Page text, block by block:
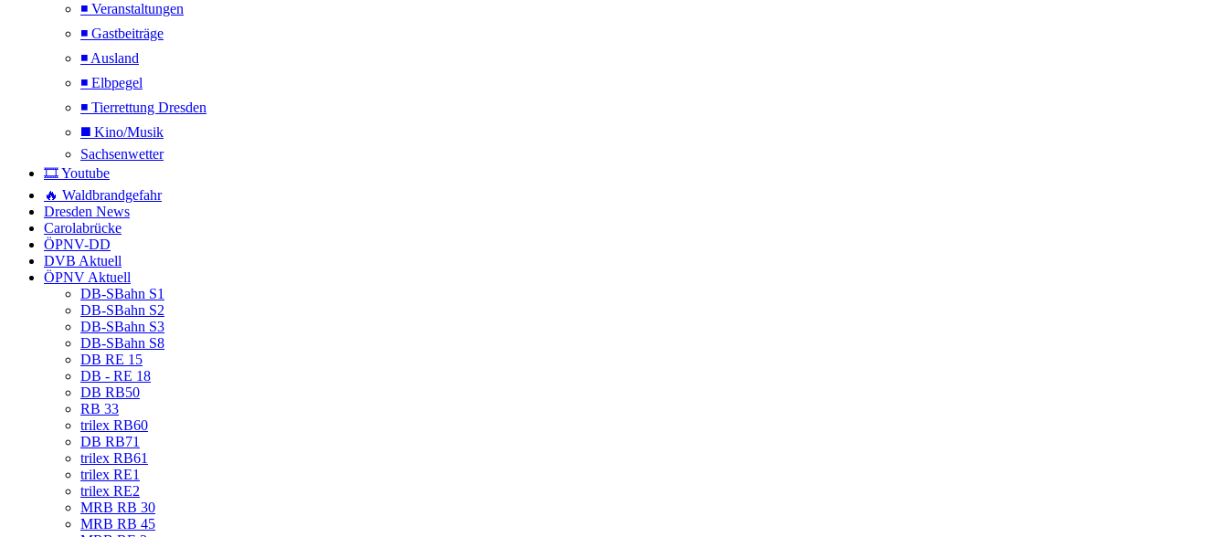
◾ Veranstaltungen
◾ Gastbeiträge
◾ Ausland
◾ Elbpegel
◾ Tierrettung Dresden
◼️ Kino/Musik
Sachsenwetter
🎞️ Youtube
🔥 Waldbrandgefahr
Dresden News
Carolabrücke
ÖPNV-DD
DVB Aktuell
ÖPNV Aktuell
DB-SBahn S1
DB-SBahn S2
DB-SBahn S3
DB-SBahn S8
DB RE 15
DB - RE 18
DB RB50
RB 33
trilex RB60
DB RB71
trilex RB61
trilex RE1
trilex RE2
MRB RB 30
MRB RB 45